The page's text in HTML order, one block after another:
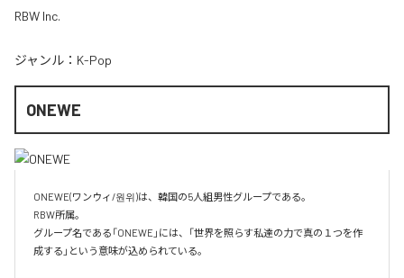
RBW Inc.
ジャンル： K-Pop
ONEWE
ONEWE(ワンウィ/원위)は、韓国の5人組男性グループである。
RBW所属。
グループ名である「ONEWE」には、「世界を照らす私達の力で真の１つを作
成する」という意味が込められている。